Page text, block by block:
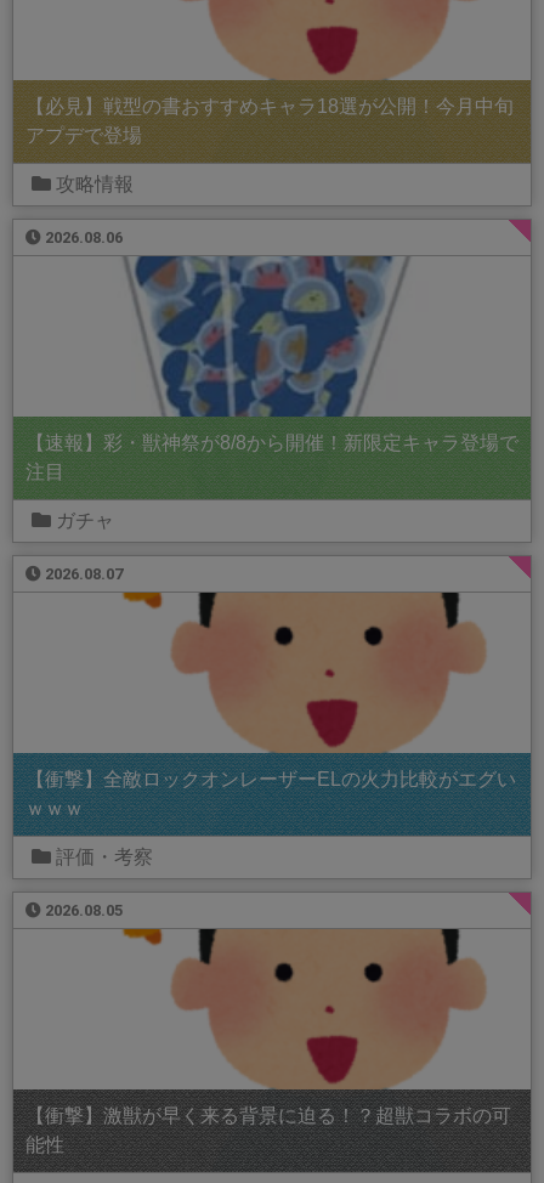
【必見】戦型の書おすすめキャラ18選が公開！今月中旬
アプデで登場
攻略情報
2026.08.06
【速報】彩・獣神祭が8/8から開催！新限定キャラ登場で
注目
ガチャ
2026.08.07
【衝撃】全敵ロックオンレーザーELの火力比較がエグい
ｗｗｗ
評価・考察
2026.08.05
【衝撃】激獣が早く来る背景に迫る！？超獣コラボの可
能性